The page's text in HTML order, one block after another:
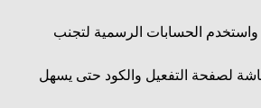
الحسابات الرسمية لتجنب
لصفحة التفعيل والكود حتى يسهل